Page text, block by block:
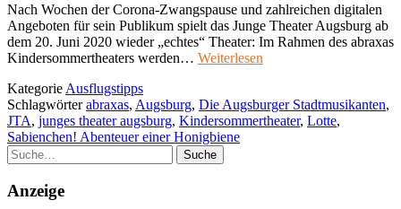
Nach Wochen der Corona-Zwangspause und zahlreichen digitalen
Angeboten für sein Publikum spielt das Junge Theater Augsburg ab
dem 20. Juni 2020 wieder „echtes“ Theater: Im Rahmen des abraxas
Kindersommertheaters werden… Weiterlesen
Kategorie Ausflugstipps
Schlagwörterabraxas, Augsburg, Die Augsburger Stadtmusikanten,
JTA, junges theater augsburg, Kindersommertheater, Lotte,
Sabienchen! Abenteuer einer Honigbiene
Suche
Anzeige